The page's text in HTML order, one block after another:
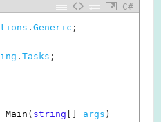
C#
. Generic ;
. Tasks ;
Main ( string args )